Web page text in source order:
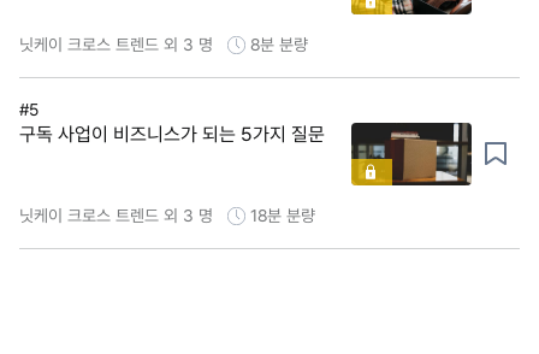
닛케이 크로스 트렌드 외 3 명 8분 분량
#5
구독 사업이 비즈니스가 되는 5가지 질문
닛케이 크로스 트렌드 외 3 명 18분 분량